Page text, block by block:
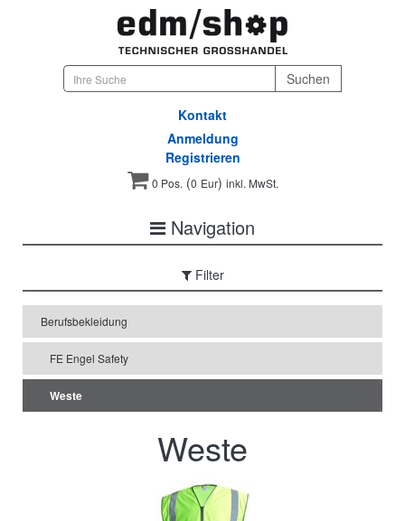
Kontakt
Anmeldung
Registrieren
0 Pos.(0 Eur) inkl. MwSt.
Navigation
Filter
Berufsbekleidung
FE Engel Safety
Weste
Weste